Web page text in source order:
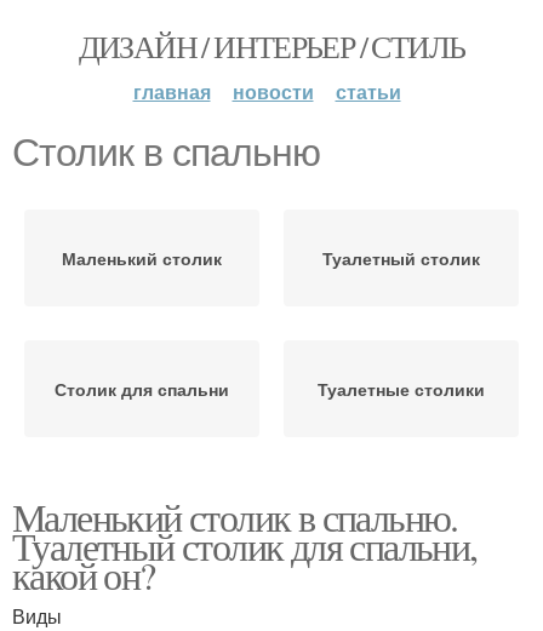
ДИЗАЙН / ИНТЕРЬЕР / СТИЛЬ
главная новости статьи
Столик в спальню
Маленький столик Туалетный столик
Столик для спальни Туалетные столики
Маленький столик в спальню.
Туалетный столик для спальни,
какой он?
Виды